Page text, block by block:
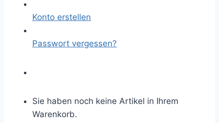
Konto erstellen
Passwort vergessen?
Sie haben noch keine Artikel in Ihrem
Warenkorb.